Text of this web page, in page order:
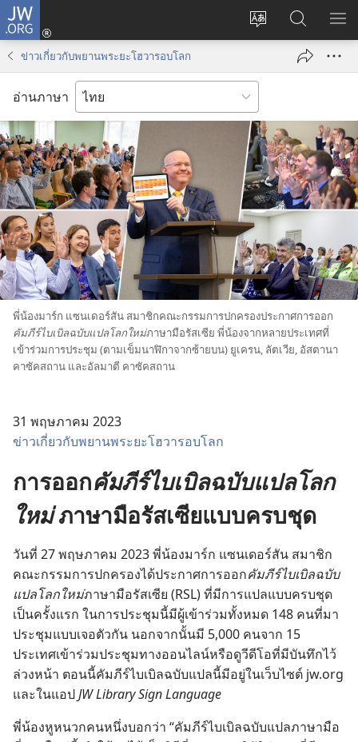
JW.ORG
เปลี่ยน
เข้า
(เปิด
ใหม่)
ค้นหา
ใน
JW.ORG
แส
ข่าวเกี่ยวกับพยานพระยะโฮวารอบโลก
อ่านภาษา
พี่​น้อง​มาร์ก แซนเดอร์สัน สมาชิก​คณะ​กรรมการ​ปกครอง​ประกาศ​การ​ออก​
คัมภีร์​ไบเบิล​ฉบับ​แปล​โลก​ใหม่​ภาษา​มือ​รัสเซีย พี่​น้อง​จาก​หลาย​ประเทศ​ที่​
เข้า​ร่วม​การ​ประชุม (ตาม​เข็ม​นาฬิกา​จาก​ซ้าย​บน) ยูเครน, ลัตเวีย, อัสตานา
คาซัคสถาน และ​อัลมาตี คาซัคสถาน
31 พฤษภาคม 2023
ข่าวเกี่ยวกับพยานพระยะโฮวารอบโลก
การ​ออก​คัมภีร์​ไบเบิล​ฉบับ​แปล​โลก​
ใหม่ภาษา​มือ​รัสเซีย​แบบ​ครบ​ชุด
วัน​ที่ 27 พฤษภาคม 2023 พี่​น้อง​มาร์ก แซนเดอร์สัน สมาชิก​
คณะ​กรรมการ​ปกครอง​ได้​ประกาศ​การ​ออก​คัมภีร์​ไบเบิล​ฉบับ​
แปล​โลก​ใหม่​ภาษา​มือ​รัสเซีย (RSL) ที่​มี​การ​แปล​แบบ​ครบ​ชุด​
เป็น​ครั้ง​แรก ใน​การ​ประชุม​นี้​มี​ผู้​เข้า​ร่วม​ทั้ง​หมด 148 คน​ที่​มา​
ประชุม​แบบ​เจอ​ตัว​กัน นอกจากนั้น​มี 5,000 คน​จาก 15
ประเทศ​เข้า​ร่วม​ประชุม​ทาง​ออนไลน์​หรือ​ดู​วีดีโอ​ที่​มี​บันทึก​ไว้​
ล่วง​หน้า ตอน​นี้​คัมภีร์​ไบเบิล​ฉบับ​แปล​นี้​มี​อยู่​ใน​เว็บไซต์ jw.org
และ​ใน​แอปJW Library Sign Language
พี่​น้อง​หู​หนวก​คน​หนึ่ง​บอก​ว่า “คัมภีร์​ไบเบิล​ฉบับ​แปล​ภาษา​มือ​